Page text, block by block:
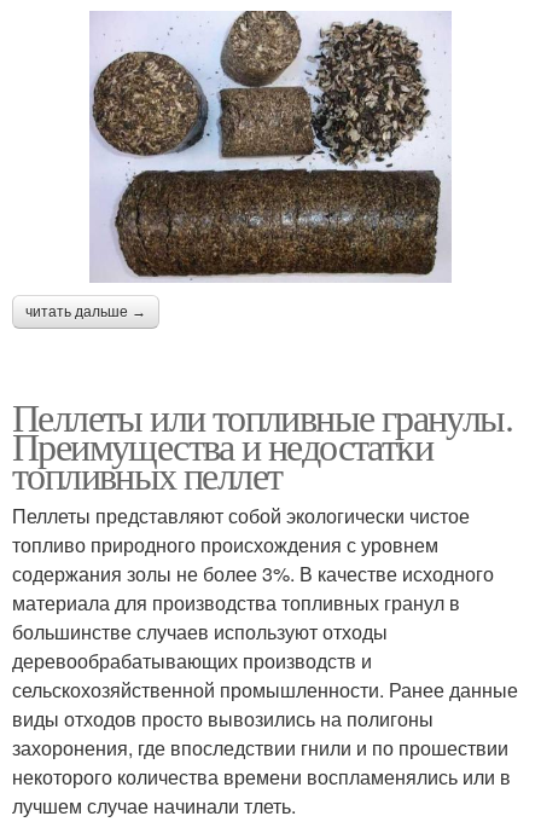
читать дальше →
Пеллеты или топливные гранулы.
Преимущества и недостатки
топливных пеллет
Пеллеты представляют собой экологически чистое
топливо природного происхождения с уровнем
содержания золы не более 3%. В качестве исходного
материала для производства топливных гранул в
большинстве случаев используют отходы
деревообрабатывающих производств и
сельскохозяйственной промышленности. Ранее данные
виды отходов просто вывозились на полигоны
захоронения, где впоследствии гнили и по прошествии
некоторого количества времени воспламенялись или в
лучшем случае начинали тлеть.